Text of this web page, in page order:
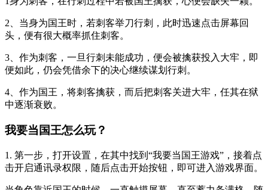
2、当身为国王时，若刺客举刀行刺，此时迅速点击屏幕回
头，便有很大概率抓住刺客。
3、作为刺客，一旦行刺未能成功，便会被擒获投入大牢，即
便如此，仍会凭借余下的决心继续谋划行刺。
4、作为国王，将刺客擒获，而后把刺客关进大牢，任其在狱
中逐渐衰败。
我要当国王怎么玩？
1. 第一步，打开设置，在其中找到“我要当国王游戏”，接着点
击开启通讯录权限，随后点击开始按钮，即可进入游戏界面。